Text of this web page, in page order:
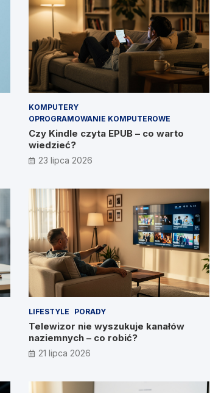
KOMPUTERY
OPROGRAMOWANIE KOMPUTEROWE
Czy Kindle czyta EPUB – co warto
wiedzieć?
23 lipca 2026
LIFESTYLE PORADY
Telewizor nie wyszukuje kanałów
naziemnych – co robić?
21 lipca 2026